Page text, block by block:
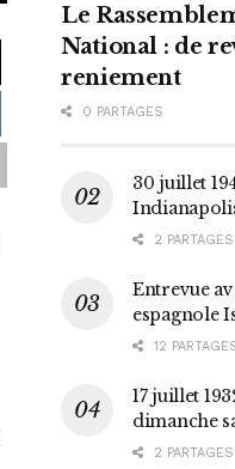
Le
National : de
reniement
0 PARTAGES
30 juillet
2 PARTAGES
Entrevue
espagnole
12
17 juillet
dimanche
2 PARTAGES